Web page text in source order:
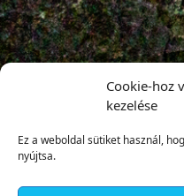
Cookie-hoz
kezelése
Ez a weboldal sütiket használ,
nyújtsa.